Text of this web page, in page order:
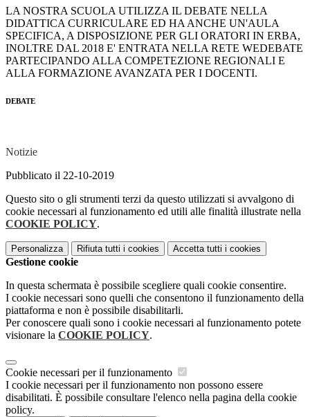
LA NOSTRA SCUOLA UTILIZZA IL DEBATE NELLA
DIDATTICA CURRICULARE ED HA ANCHE UN'AULA
SPECIFICA, A DISPOSIZIONE PER GLI ORATORI IN ERBA,
INOLTRE DAL 2018 E' ENTRATA NELLA RETE WEDEBATE
PARTECIPANDO ALLA COMPETEZIONE REGIONALI E
ALLA FORMAZIONE AVANZATA PER I DOCENTI.
DEBATE
Notizie
Pubblicato il 22-10-2019
Questo sito o gli strumenti terzi da questo utilizzati si avvalgono di
cookie necessari al funzionamento ed utili alle finalità illustrate nella
COOKIE POLICY.
Personalizza Rifiuta tutti i cookies Accetta tutti i cookies
Gestione cookie
In questa schermata è possibile scegliere quali cookie consentire.
I cookie necessari sono quelli che consentono il funzionamento della
piattaforma e non è possibile disabilitarli.
Per conoscere quali sono i cookie necessari al funzionamento potete
visionare la COOKIE POLICY.
Cookie necessari per il funzionamento
I cookie necessari per il funzionamento non possono essere
disabilitati. È possibile consultare l'elenco nella pagina della cookie
policy.